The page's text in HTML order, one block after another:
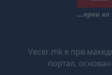
Vecer.mk е прв
портал,